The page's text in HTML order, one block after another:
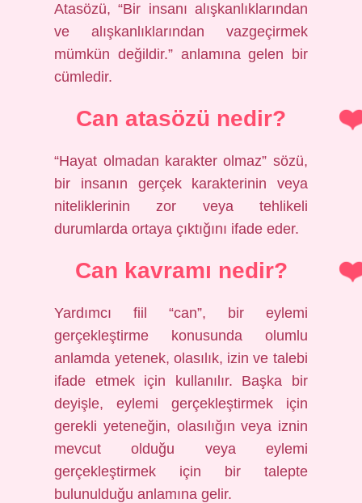
Atasözü, “Bir insanı alışkanlıklarından
ve alışkanlıklarından vazgeçirmek
mümkün değildir.” anlamına gelen bir
cümledir.
Can atasözü nedir?
“Hayat olmadan karakter olmaz” sözü,
bir insanın gerçek karakterinin veya
niteliklerinin zor veya tehlikeli
durumlarda ortaya çıktığını ifade eder.
Can kavramı nedir?
Yardımcı fiil “can”, bir eylemi
gerçekleştirme konusunda olumlu
anlamda yetenek, olasılık, izin ve talebi
ifade etmek için kullanılır. Başka bir
deyişle, eylemi gerçekleştirmek için
gerekli yeteneğin, olasılığın veya iznin
mevcut olduğu veya eylemi
gerçekleştirmek için bir talepte
bulunulduğu anlamına gelir.